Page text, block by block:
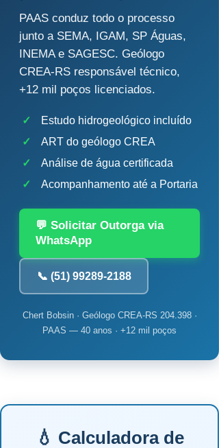
PAAS conduz todo o processo
junto a SEMA, IGAM, SP Águas,
INEMA e SAGESC. Geólogo
CREA-RS responsável técnico,
+12 mil poços licenciados.
✓
Estudo hidrogeológico incluído
✓
ART do geólogo CREA
✓
Análise de água certificada
✓
Acompanhamento até a Portaria
💬 Solicitar Outorga via
WhatsApp
📞 (51) 99289-2188
Chert Bobsin · Geólogo CREA-RS 204.398 ·
PAAS — 40 anos · +12 mil poços
💧 Calculadora de